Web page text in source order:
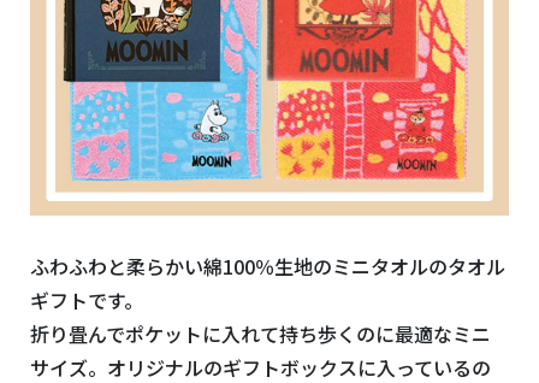
ふわふわと柔らかい綿100％生地のミニタオルのタオル
ギフトです。
折り畳んでポケットに入れて持ち歩くのに最適なミニ
サイズ。オリジナルのギフトボックスに入っているの